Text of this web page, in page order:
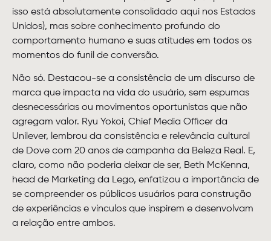
isso está absolutamente consolidado aqui nos Estados
Unidos), mas sobre conhecimento profundo do
comportamento humano e suas atitudes em todos os
momentos do funil de conversão.
Não só. Destacou-se a consistência de um discurso de
marca que impacta na vida do usuário, sem espumas
desnecessárias ou movimentos oportunistas que não
agregam valor. Ryu Yokoi, Chief Media Officer da
Unilever, lembrou da consistência e relevância cultural
de Dove com 20 anos de campanha da Beleza Real. E,
claro, como não poderia deixar de ser, Beth McKenna,
head de Marketing da Lego, enfatizou a importância de
se compreender os públicos usuários para construção
de experiências e vínculos que inspirem e desenvolvam
a relação entre ambos.